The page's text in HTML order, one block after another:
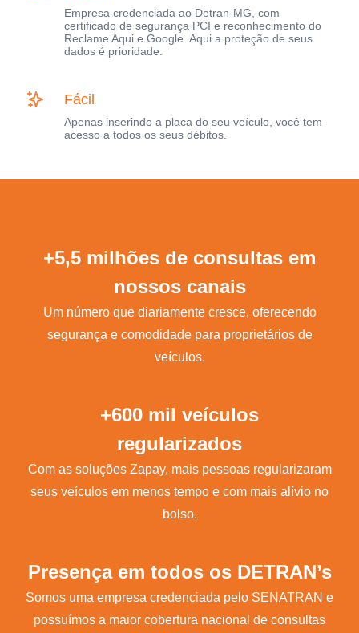
Empresa credenciada ao Detran-MG, com
certificado de segurança PCI e reconhecimento do
Reclame Aqui e Google. Aqui a proteção de seus
dados é prioridade.
Fácil
Apenas inserindo a placa do seu veículo, você tem
acesso a todos os seus débitos.
+5,5 milhões de consultas em
nossos canais
Um número que diariamente cresce, oferecendo
segurança e comodidade para proprietários de
veículos.
+600 mil veículos
regularizados
Com as soluções Zapay, mais pessoas regularizaram
seus veículos em menos tempo e com mais alívio no
bolso.
Presença em todos os DETRAN’s
Somos uma empresa credenciada pelo SENATRAN e
possuímos a maior cobertura nacional de consultas